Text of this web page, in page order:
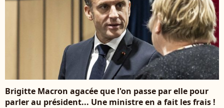
Brigitte Macron agacée que l'on passe par elle pour
parler au président... Une ministre en a fait les frais !